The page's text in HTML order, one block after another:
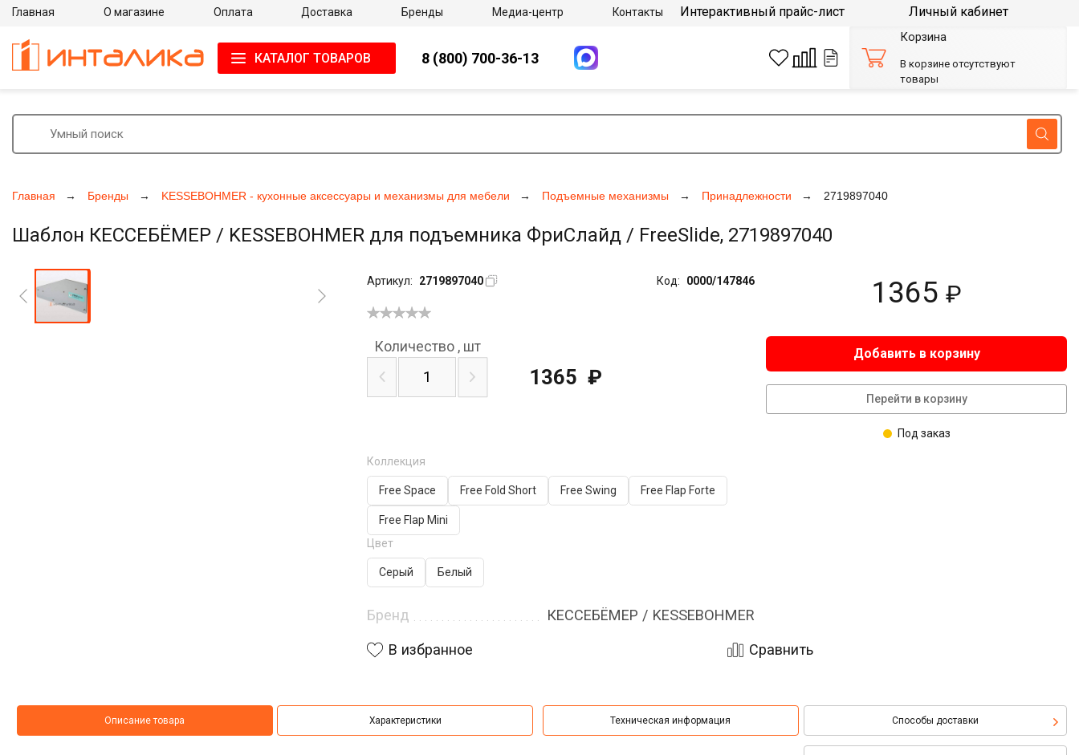
Главная Бренды KESSEBOHMER - кухонные аксессуары и механизмы для мебели Подъемные механизмы Принадлежности 2719897040
Шаблон КЕССЕБЁМЕР / KESSEBOHMER для подъемника ФриСлайд / FreeSlide, 2719897040
Артикул: 2719897040 Код: 0000/147846 1365 ₽
Коллекция
Free Space Free Fold Short Free Swing Free Flap Forte
Free Flap Mini
Цвет
Серый Белый
Бренд КЕССЕБЁМЕР / KESSEBOHMER
Количество , шт
1365 ₽
Добавить в корзину
Перейти в корзину
Под заказ
В избранное Сравнить
Описание товара Характеристики Техническая информация Способы доставки
Главная О магазине Оплата Доставка Бренды Медиа-центр Контакты Интерактивный прайс-лист Личный кабинет
КАТАЛОГ ТОВАРОВ 8 (800) 700-36-13
Корзина
В корзине отсутствуют
товары